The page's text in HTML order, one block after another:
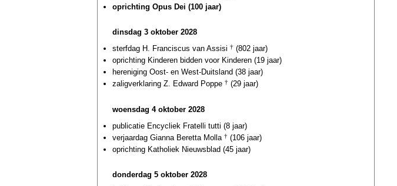
oprichting Opus Dei (100 jaar)
dinsdag 3 oktober 2028
sterfdag H. Franciscus van Assisi † (802 jaar)
oprichting Kinderen bidden voor Kinderen (19 jaar)
hereniging Oost- en West-Duitsland (38 jaar)
zaligverklaring Z. Edward Poppe † (29 jaar)
woensdag 4 oktober 2028
publicatie Encycliek Fratelli tutti (8 jaar)
verjaardag Gianna Beretta Molla † (106 jaar)
oprichting Katholiek Nieuwsblad (45 jaar)
donderdag 5 oktober 2028